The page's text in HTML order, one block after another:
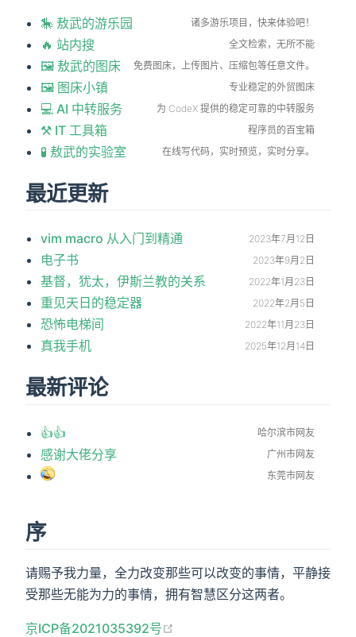
🎠 敖武的游乐园 诸多游乐项目，快来体验吧！
🔥 站内搜 全文检索，无所不能
🖼 敖武的图床 免费图床，上传图片、压缩包等任意文件。
🖼 图床小镇 专业稳定的外贸图床
💻 AI 中转服务 为 CodeX 提供的稳定可靠的中转服务
⚒️ IT 工具箱 程序员的百宝箱
🧪 敖武的实验室 在线写代码，实时预览，实时分享。
最近更新
vim macro 从入门到精通 2023年7月12日
电子书 2023年9月2日
基督，犹太，伊斯兰教的关系 2022年1月23日
重见天日的稳定器 2022年2月5日
恐怖电梯间 2022年11月23日
真我手机 2025年12月14日
最新评论
👍👍 哈尔滨市网友
感谢大佬分享
广州市网友
东莞市网友
序
请赐予我力量，全力改变那些可以改变的事情，平静接
受那些无能为力的事情，拥有智慧区分这两者。
京ICP备2021035392号